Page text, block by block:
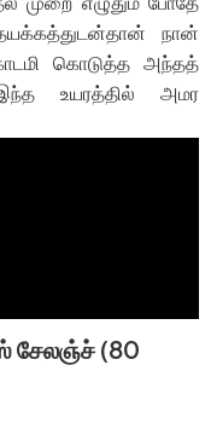
நான்
கொடுத்த அந்தத்
உயரத்தில் அமர
சேலஞ்ச் (80